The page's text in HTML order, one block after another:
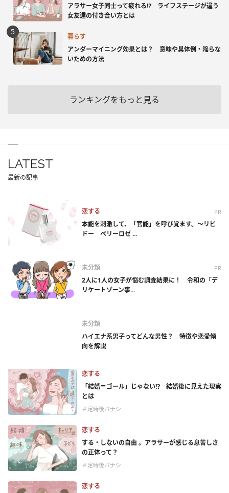
アラサー女子同士って疲れる⁉ ライフステージが違う
女友達の付き合い方とは
暮らす
アンダーマイニング効果とは？ 意味や具体例・陥らな
いための方法
ランキングをもっと見る
LATEST
最新の記事
恋する PR
本能を刺激して、「官能」を呼び覚ます。～リビ
ドー ベリーロゼ ...
未分類 PR
2人に1人の女子が悩む調査結果に！ 令和の「デ
リケートゾーン事...
未分類
ハイエナ系男子ってどんな男性？ 特徴や恋愛傾
向を解説
恋する
「結婚＝ゴール」じゃない⁉ 結婚後に見えた現実
とは
＃定時後バナシ
恋する
する・しないの自由 。アラサーが感じる息苦しさ
の正体って？
＃定時後バナシ
恋する